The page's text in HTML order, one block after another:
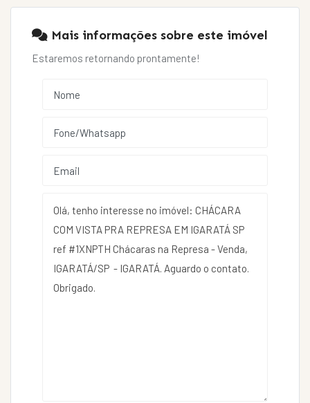
Mais informações sobre este imóvel
Estaremos retornando prontamente!